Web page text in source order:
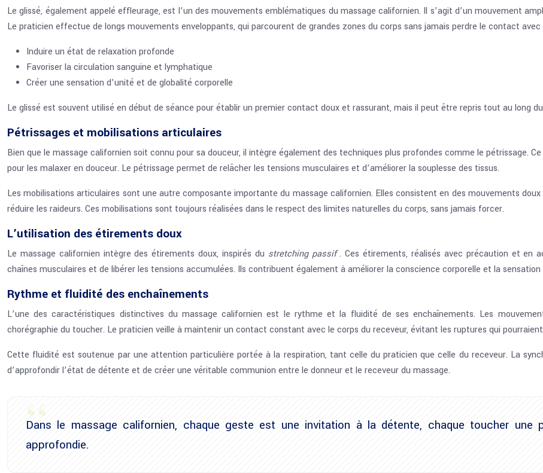
Le glissé, également appelé effleurage, est l’un des mouvements emblématiques du massage californien. Il s’agit d’un mouvement
Le praticien effectue de longs mouvements enveloppants, qui parcourent de grandes zones du corps sans jamais perdre le contact
Induire un état de relaxation profonde
Favoriser la circulation sanguine et lymphatique
Créer une sensation d’unité et de globalité corporelle
Le glissé est souvent utilisé en début de séance pour établir un premier contact doux et rassurant, mais il peut être repris tout au long
Pétrissages et mobilisations articulaires
Bien que le massage californien soit connu pour sa douceur, il intègre également des techniques plus profondes comme le pétrissage.
pour les malaxer en douceur. Le pétrissage permet de relâcher les tensions musculaires et d’améliorer la souplesse des tissus.
Les mobilisations articulaires sont une autre composante importante du massage californien. Elles consistent en des mouvements
réduire les raideurs. Ces mobilisations sont toujours réalisées dans le respect des limites naturelles du corps, sans jamais forcer.
L’utilisation des étirements doux
Le massage californien intègre des étirements doux, inspirés du stretching passif. Ces étirements, réalisés avec précaution et en
chaînes musculaires et de libérer les tensions accumulées. Ils contribuent également à améliorer la conscience corporelle et la sensation
Rythme et fluidité des enchaînements
L’une des caractéristiques distinctives du massage californien est le rythme et la fluidité de ses enchaînements. Les
chorégraphie du toucher. Le praticien veille à maintenir un contact constant avec le corps du receveur, évitant les ruptures qui
Cette fluidité est soutenue par une attention particulière portée à la respiration, tant celle du praticien que celle du receveur. La
d’approfondir l’état de détente et de créer une véritable communion entre le donneur et le receveur du massage.
Dans le massage californien, chaque geste est une invitation à la détente, chaque toucher une
approfondie.